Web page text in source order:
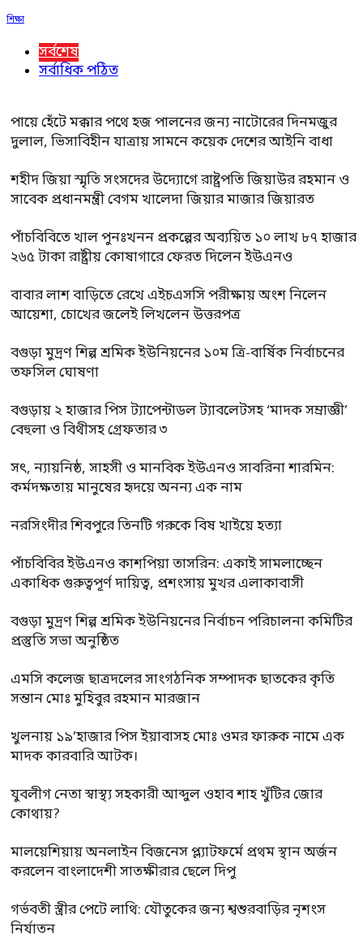
শিক্ষা
সর্বশেষ
সর্বাধিক পঠিত
পায়ে হেঁটে মক্কার পথে হজ পালনের জন্য নাটোরের দিনমজুর
দুলাল, ভিসাবিহীন যাত্রায় সামনে কয়েক দেশের আইনি বাধা
শহীদ জিয়া স্মৃতি সংসদের উদ্যোগে রাষ্ট্রপতি জিয়াউর রহমান ও
সাবেক প্রধানমন্ত্রী বেগম খালেদা জিয়ার মাজার জিয়ারত
পাঁচবিবিতে খাল পুনঃখনন প্রকল্পের অব্যয়িত ১০ লাখ ৮৭ হাজার
২৬৫ টাকা রাষ্ট্রীয় কোষাগারে ফেরত দিলেন ইউএনও
বাবার লাশ বাড়িতে রেখে এইচএসসি পরীক্ষায় অংশ নিলেন
আয়েশা, চোখের জলেই লিখলেন উত্তরপত্র
বগুড়া মুদ্রণ শিল্প শ্রমিক ইউনিয়নের ১০ম ত্রি-বার্ষিক নির্বাচনের
তফসিল ঘোষণা
বগুড়ায় ২ হাজার পিস ট্যাপেন্টাডল ট্যাবলেটসহ ‘মাদক সম্রাজ্ঞী’
বেহুলা ও বিথীসহ গ্রেফতার ৩
সৎ, ন্যায়নিষ্ঠ, সাহসী ও মানবিক ইউএনও সাবরিনা শারমিন:
কর্মদক্ষতায় মানুষের হৃদয়ে অনন্য এক নাম
নরসিংদীর শিবপুরে তিনটি গরুকে বিষ খাইয়ে হত্যা
পাঁচবিবির ইউএনও কাশপিয়া তাসরিন: একাই সামলাচ্ছেন
একাধিক গুরুত্বপূর্ণ দায়িত্ব, প্রশংসায় মুখর এলাকাবাসী
বগুড়া মুদ্রণ শিল্প শ্রমিক ইউনিয়নের নির্বাচন পরিচালনা কমিটির
প্রস্তুতি সভা অনুষ্ঠিত
এমসি কলেজ ছাত্রদলের সাংগঠনিক সম্পাদক ছাতকের কৃতি
সন্তান মোঃ মুহিবুর রহমান মারজান
খুলনায় ১৯’হাজার পিস ইয়াবাসহ মোঃ ওমর ফারুক নামে এক
মাদক কারবারি আটক।
যুবলীগ নেতা স্বাস্থ্য সহকারী আব্দুল ওহাব শাহ খুঁটির জোর
কোথায়?
মালয়েশিয়ায় অনলাইন বিজনেস প্ল্যাটফর্মে প্রথম স্থান অর্জন
করলেন বাংলাদেশী সাতক্ষীরার ছেলে দিপু
গর্ভবতী স্ত্রীর পেটে লাথি: যৌতুকের জন্য শ্বশুরবাড়ির নৃশংস
নির্যাতন